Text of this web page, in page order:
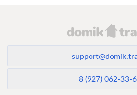
8 (927) 062-33-